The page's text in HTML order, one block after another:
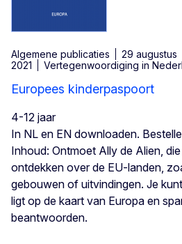
Algemene publicaties
29 augustus
2021
Vertegenwoordiging in
Europees kinderpaspoort
4-12 jaar
In NL en EN downloaden.
Inhoud: Ontmoet Ally de Alien,
ontdekken over de EU-landen,
gebouwen of uitvindingen. Je
ligt op de kaart van Europa en
beantwoorden.